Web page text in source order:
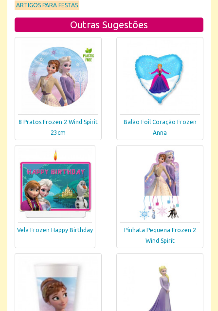
ARTIGOS PARA FESTAS
Outras Sugestões
8 Pratos Frozen 2 Wind Spirit
23cm
Balão Foil Coração Frozen
Anna
Vela Frozen Happy Birthday
Pinhata Pequena Frozen 2
Wind Spirit